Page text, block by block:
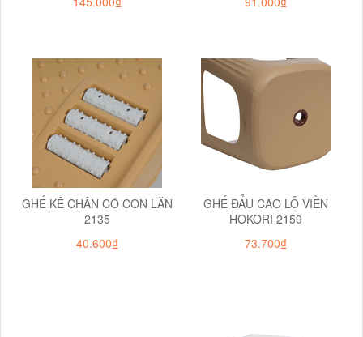
GHẾ KÊ CHÂN CÓ CON LĂN
2135
40.600₫
GHẾ ĐẨU CAO LỖ VIỀN
HOKORI 2159
73.700₫